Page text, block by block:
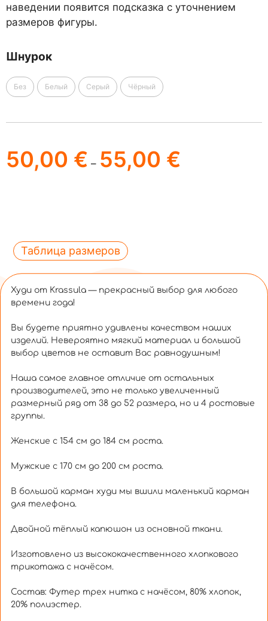
наведении появится подсказка с уточнением
размеров фигуры.
Шнурок
Без Белый Серый Чёрный
50,00 € – 55,00 €
Таблица размеров
Худи от Krassula — прекрасный выбор для любого
времени года!
Вы будете приятно удивлены качеством наших
изделий. Невероятно мягкий материал и большой
выбор цветов не оставит Вас равнодушным!
Наша самое главное отличие от остальных
производителей, это не только увеличенный
размерный ряд от 38 до 52 размера, но и 4 ростовые
группы.
Женские с 154 см до 184 см роста.
Мужские с 170 см до 200 см роста.
В большой карман худи мы вшили маленький карман
для телефона.
Двойной тёплый капюшон из основной ткани.
Изготовлено из высококачественного хлопкового
трикотажа с начёсом.
Состав: Футер трех нитка с начёсом, 80% хлопок,
20% полиэстер.